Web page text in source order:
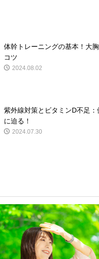
体幹トレーニングの基本！大
コツ
2024.08.02
紫外線対策とビタミンD不足：
に迫る！
2024.07.30